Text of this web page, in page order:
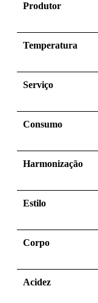
Produtor
Temperatura
Serviço
Consumo
Harmonização
Estilo
Corpo
Acidez